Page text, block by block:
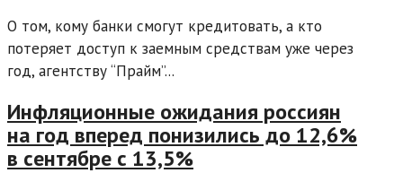
О том, кому банки смогут кредитовать, а кто
потеряет доступ к заемным средствам уже через
год, агентству “Прайм”...
Инфляционные ожидания россиян
на год вперед понизились до 12,6%
в сентябре с 13,5%